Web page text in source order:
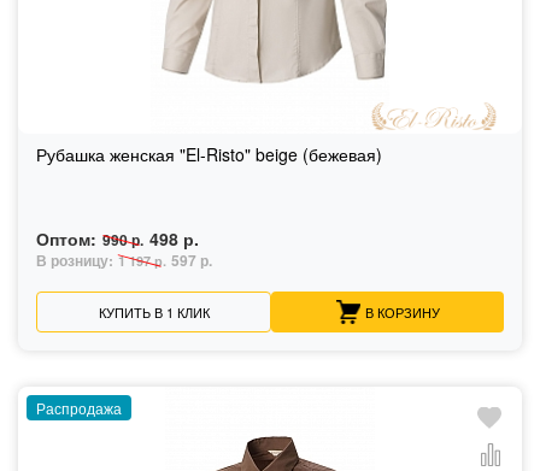
Рубашка женская "El-Risto" beige (бежевая)
Оптом: 990 р. 498 р.
В розницу: 1 197 р. 597 р.
КУПИТЬ В 1 КЛИК В КОРЗИНУ
Распродажа